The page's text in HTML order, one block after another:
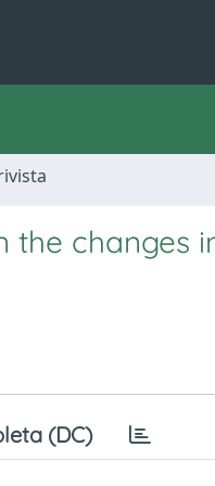
changes
(DC)